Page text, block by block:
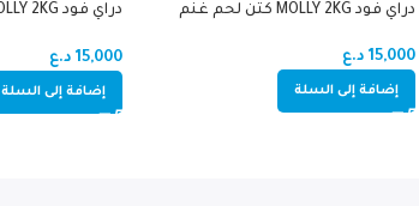
دراي فود MOLLY 2KG كتن لحم غنم
15,000 د.ع
إضافة إلى السلة
15,000 د.ع
إضافة إلى السلة